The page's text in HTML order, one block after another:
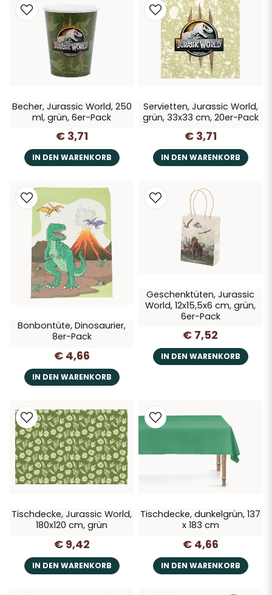
Becher, Jurassic World, 250
ml, grün, 6er-Pack
€ 3,71
IN DEN WARENKORB
Servietten, Jurassic World,
grün, 33x33 cm, 20er-Pack
€ 3,71
IN DEN WARENKORB
Bonbontüte, Dinosaurier,
8er-Pack
€ 4,66
IN DEN WARENKORB
Geschenktüten, Jurassic
World, 12x15,5x6 cm, grün,
6er-Pack
€ 7,52
IN DEN WARENKORB
Tischdecke, Jurassic World,
180x120 cm, grün
€ 9,42
IN DEN WARENKORB
Tischdecke, dunkelgrün, 137
x 183 cm
€ 4,66
IN DEN WARENKORB